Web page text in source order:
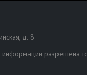
д. 8
информации разрешена